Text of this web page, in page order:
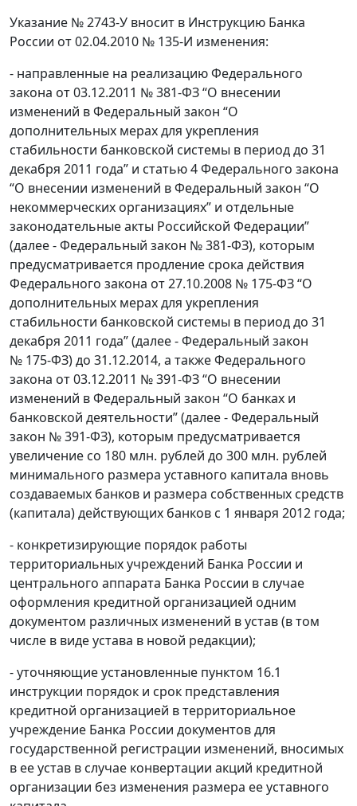
Указание № 2743-У вносит в Инструкцию Банка
России от 02.04.2010 № 135-И изменения:
- направленные на реализацию Федерального
закона от 03.12.2011 № 381-ФЗ “О внесении
изменений в Федеральный закон “О
дополнительных мерах для укрепления
стабильности банковской системы в период до 31
декабря 2011 года” и статью 4 Федерального закона
“О внесении изменений в Федеральный закон “О
некоммерческих организациях” и отдельные
законодательные акты Российской Федерации”
(далее - Федеральный закон № 381-ФЗ), которым
предусматривается продление срока действия
Федерального закона от 27.10.2008 № 175-ФЗ “О
дополнительных мерах для укрепления
стабильности банковской системы в период до 31
декабря 2011 года” (далее - Федеральный закон
№ 175-ФЗ) до 31.12.2014, а также Федерального
закона от 03.12.2011 № 391-ФЗ “О внесении
изменений в Федеральный закон “О банках и
банковской деятельности” (далее - Федеральный
закон № 391-ФЗ), которым предусматривается
увеличение со 180 млн. рублей до 300 млн. рублей
минимального размера уставного капитала вновь
создаваемых банков и размера собственных средств
(капитала) действующих банков c 1 января 2012 года;
- конкретизирующие порядок работы
территориальных учреждений Банка России и
центрального аппарата Банка России в случае
оформления кредитной организацией одним
документом различных изменений в устав (в том
числе в виде устава в новой редакции);
- уточняющие установленные пунктом 16.1
инструкции порядок и срок представления
кредитной организацией в территориальное
учреждение Банка России документов для
государственной регистрации изменений, вносимых
в ее устав в случае конвертации акций кредитной
организации без изменения размера ее уставного